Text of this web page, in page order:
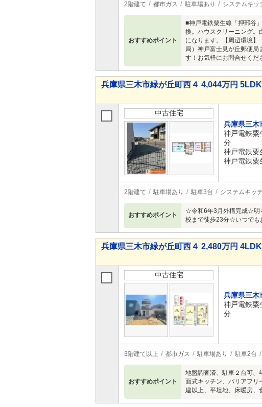
2階建て 都市ガス 駐車場あり システムキッ
おすすめポイント
■神戸電鉄粟生線「押部谷
換。ハウスクリーニング
になります。【周辺環境
局）神戸富士見が丘郵便
す！お気軽にお問合せくだ
兵庫県三木市緑が丘町西４ 4,044万円 5LDK
中古住宅
兵庫県三木
神戸電鉄粟
分
神戸電鉄粟
神戸電鉄粟
2階建て 駐車場あり 駐車3台 システムキッ
おすすめポイント
☆令和6年3月外構完成☆明
校まで徒歩23分☆いつで
兵庫県三木市緑が丘町西４ 2,480万円 4LDK
中古住宅
兵庫県三木
神戸電鉄粟
分
3階建て以上 都市ガス 駐車場あり 駐車2台
おすすめポイント
地盤調査済、駐車２台可、
面式キッチン、バリアフリ
建以上、平坦地、床暖房、